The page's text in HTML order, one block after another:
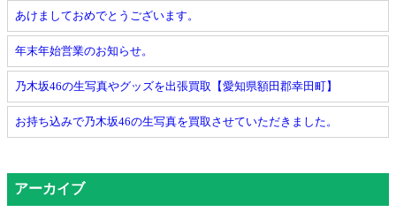
あけましておめでとうございます。
年末年始営業のお知らせ。
乃木坂46の生写真やグッズを出張買取【愛知県額田郡幸田町】
お持ち込みで乃木坂46の生写真を買取させていただきました。
アーカイブ